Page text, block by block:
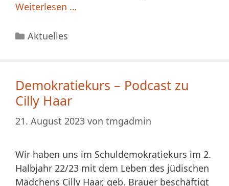
Weiterlesen …
Kategorien
Aktuelles
Demokratiekurs – Podcast zu
Cilly Haar
21. August 2023 von tmgadmin
Wir haben uns im Schuldemokratiekurs im 2.
Halbjahr 22/23 mit dem Leben des jüdischen
Mädchens Cilly Haar, geb. Brauer beschäftigt